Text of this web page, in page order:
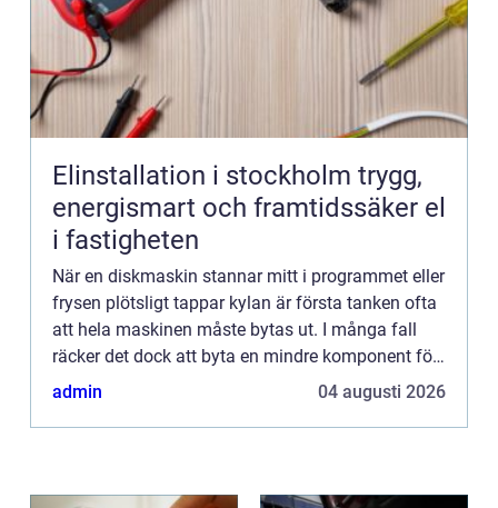
Elinstallation i stockholm trygg,
energismart och framtidssäker el
i fastigheten
När en diskmaskin stannar mitt i programmet eller
frysen plötsligt tappar kylan är första tanken ofta
att hela maskinen måste bytas ut. I många fall
räcker det dock att byta en mindre komponent för
att allt s...
admin 04 augusti 2026